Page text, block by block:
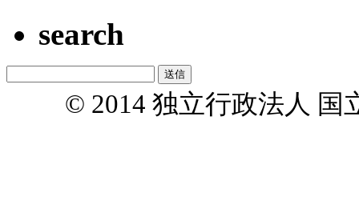
search
© 2014 独立行政法人 国